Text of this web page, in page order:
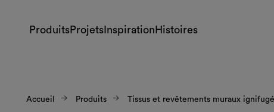
ProduitsProjets Inspiration Histoires
Accueil Produits Tissus et revêtements muraux